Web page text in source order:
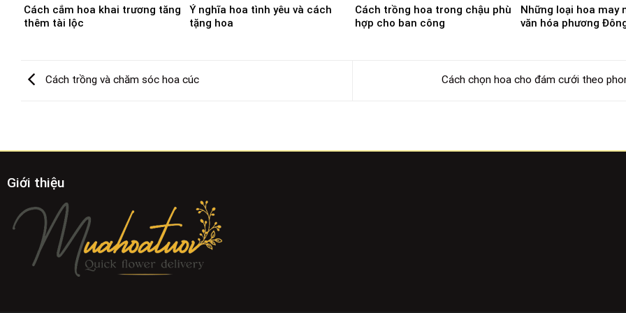
Cách cắm hoa khai trương tăng
thêm tài lộc
Ý nghĩa hoa tình yêu và cách
tặng hoa
Cách trồng hoa trong chậu phù
hợp cho ban công
Những loại hoa may
văn hóa phương
Cách trồng và chăm sóc hoa cúc Cách chọn hoa cho đám cưới theo
Giới thiệu